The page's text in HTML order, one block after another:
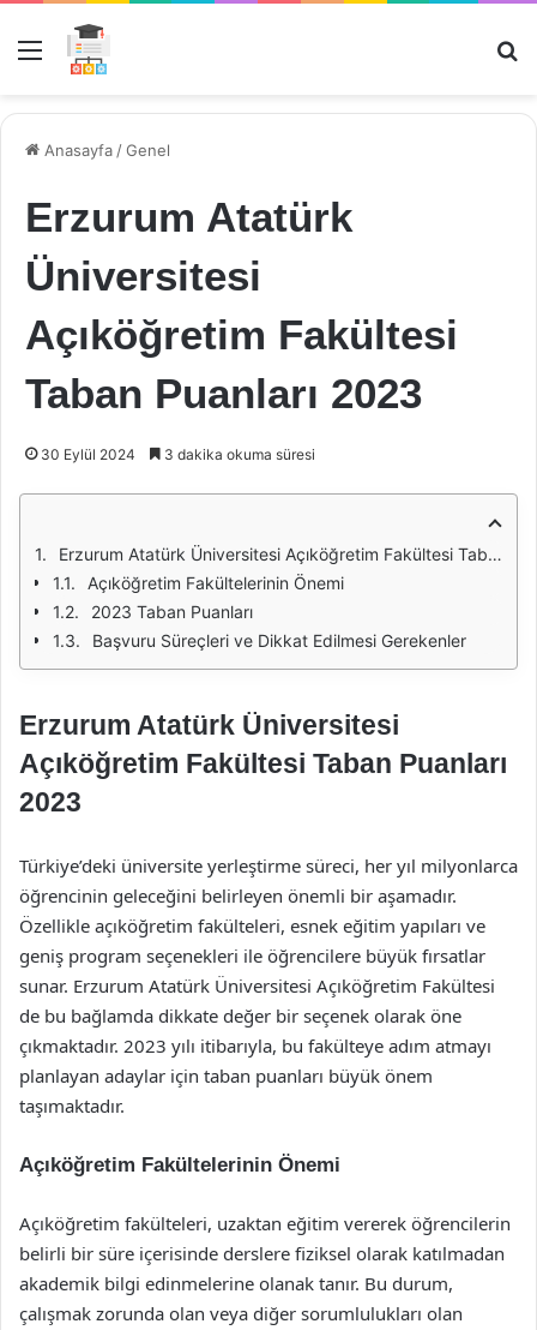
Menü
Anasayfa /Genel
Erzurum Atatürk
Üniversitesi
Açıköğretim Fakültesi
Taban Puanları 2023
30 Eylül 2024 3 dakika okuma süresi
Erzurum Atatürk Üniversitesi Açıköğretim Fakültesi Taban Puanları 2023
Açıköğretim Fakültelerinin Önemi
2023 Taban Puanları
Başvuru Süreçleri ve Dikkat Edilmesi Gerekenler
Erzurum Atatürk Üniversitesi
Açıköğretim Fakültesi Taban Puanları
2023
Türkiye’deki üniversite yerleştirme süreci, her yıl milyonlarca
öğrencinin geleceğini belirleyen önemli bir aşamadır.
Özellikle açıköğretim fakülteleri, esnek eğitim yapıları ve
geniş program seçenekleri ile öğrencilere büyük fırsatlar
sunar. Erzurum Atatürk Üniversitesi Açıköğretim Fakültesi
de bu bağlamda dikkate değer bir seçenek olarak öne
çıkmaktadır. 2023 yılı itibarıyla, bu fakülteye adım atmayı
planlayan adaylar için taban puanları büyük önem
taşımaktadır.
Açıköğretim Fakültelerinin Önemi
Açıköğretim fakülteleri, uzaktan eğitim vererek öğrencilerin
belirli bir süre içerisinde derslere fiziksel olarak katılmadan
akademik bilgi edinmelerine olanak tanır. Bu durum,
çalışmak zorunda olan veya diğer sorumlulukları olan